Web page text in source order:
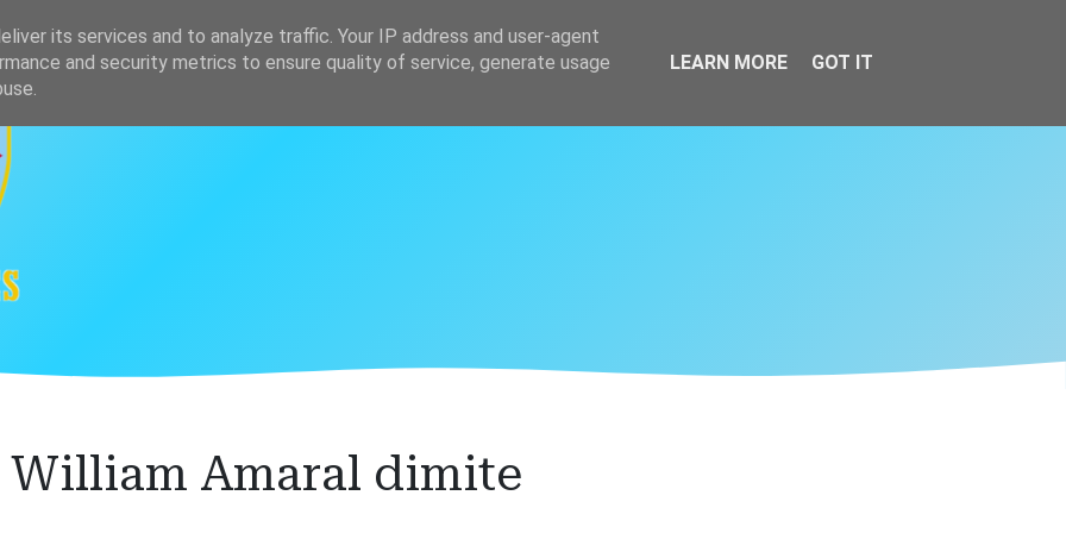
Clasificación
William Amaral dimite
its services and to analyze traffic. Your IP address and user-agent
and security metrics to ensure quality of service, generate usage
LEARN MORE GOT IT